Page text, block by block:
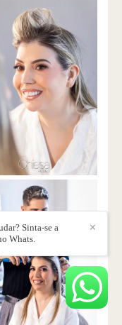
✕
Sinta-se a
Whats.